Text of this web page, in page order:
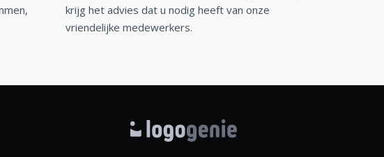
krijg het advies dat u nodig heeft van onze
vriendelijke medewerkers.